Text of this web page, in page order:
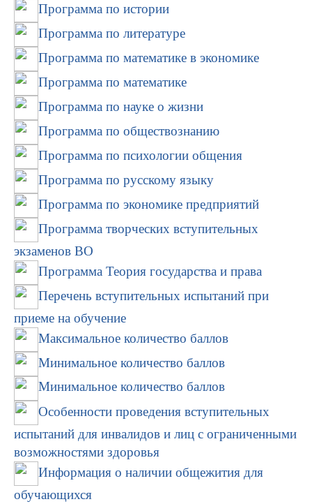
Программа по истории
Программа по литературе
Программа по математике в экономике
Программа по математике
Программа по науке о жизни
Программа по обществознанию
Программа по психологии общения
Программа по русскому языку
Программа по экономике предприятий
Программа творческих вступительных
экзаменов ВО
Программа Теория государства и права
Перечень вступительных испытаний при
приеме на обучение
Максимальное количество баллов
Минимальное количество баллов
Минимальное количество баллов
Особенности проведения вступительных
испытаний для инвалидов и лиц с ограниченными
возможностями здоровья
Информация о наличии общежития для
обучающихся